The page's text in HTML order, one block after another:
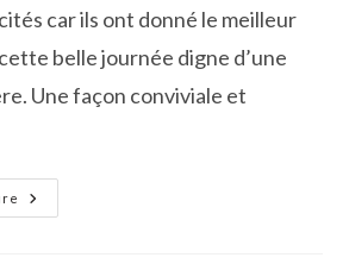
car ils ont donné le meilleur
belle journée digne d’une
Une façon conviviale et
Top
Départ